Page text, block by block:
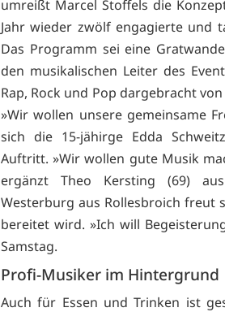
umreißt Marcel Stoffels die
Jahr wieder zwölf engagierte und
Das Programm sei eine
den musikalischen Leiter des
Rap, Rock und Pop dargebracht
»Wir wollen unsere gemeinsame
sich die 15-jähirge Edda
Auftritt. »Wir wollen gute Musik
ergänzt Theo Kersting (69)
Westerburg aus Rollesbroich freut
bereitet wird. »Ich will
Samstag.
Profi-Musiker im Hintergrund
Auch für Essen und Trinken ist